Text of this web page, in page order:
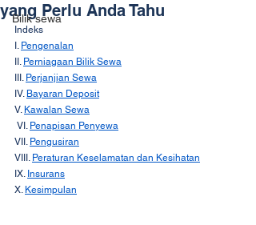
Bilik sewa
yang Perlu Anda Tahu
Indeks
I. Pengenalan
II. Perniagaan Bilik Sewa
III. Perjanjian Sewa
IV. Bayaran Deposit
V. Kawalan Sewa
VI. Penapisan Penyewa
VII. Pengusiran
VIII. Peraturan Keselamatan dan Kesihatan
IX. Insurans
X. Kesimpulan